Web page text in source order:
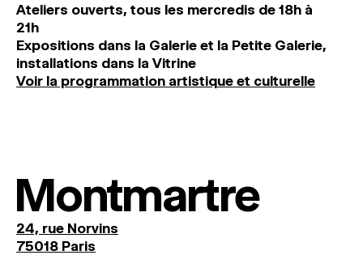
Ateliers ouverts, tous les mercredis de 18h à
21h
Expositions dans la Galerie et la Petite Galerie,
installations dans la Vitrine
Voir la programmation artistique et culturelle
Montmartre
24, rue Norvins
75018 Paris